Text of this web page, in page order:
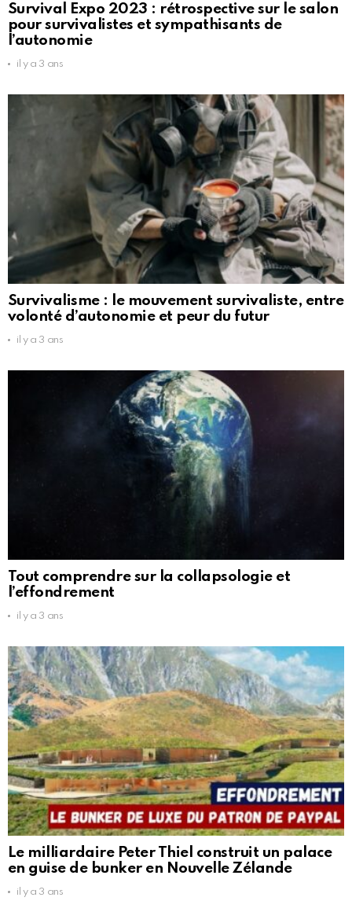
Survival Expo 2023 : rétrospective sur le salon
pour survivalistes et sympathisants de
l’autonomie
il y a 3 ans
Survivalisme : le mouvement survivaliste, entre
volonté d’autonomie et peur du futur
il y a 3 ans
Tout comprendre sur la collapsologie et
l’effondrement
il y a 3 ans
Le milliardaire Peter Thiel construit un palace
en guise de bunker en Nouvelle Zélande
il y a 3 ans